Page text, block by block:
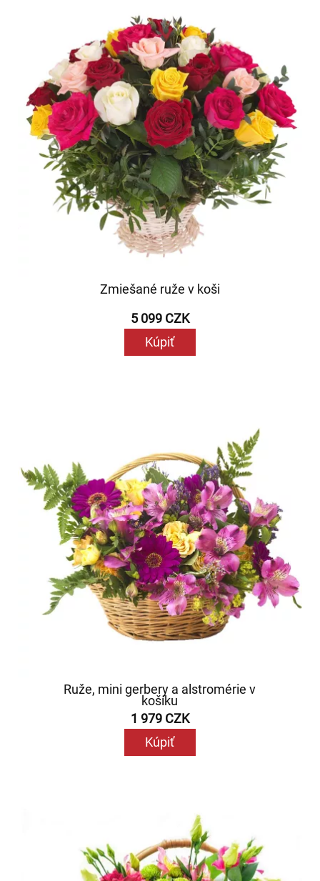
Zmiešané ruže v koši
5 099 CZK
Kúpiť
Ruže, mini gerbery a alstromérie v
košíku
1 979 CZK
Kúpiť